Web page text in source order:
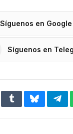
Síguenos en
Síguenos en
TumblrBluesky